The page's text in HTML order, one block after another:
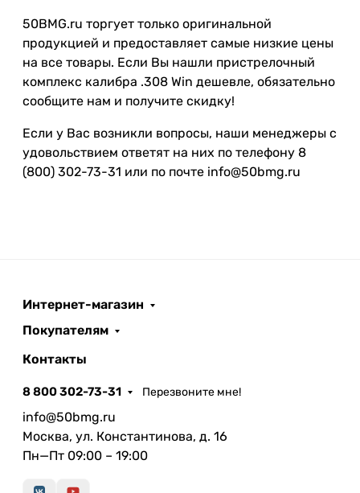
50BMG.ru торгует только оригинальной
продукцией и предоставляет самые низкие цены
на все товары. Если Вы нашли пристрелочный
комплекс калибра .308 Win дешевле, обязательно
сообщите нам и получите скидку!
Если у Вас возникли вопросы, наши менеджеры с
удовольствием ответят на них по телефону 8
(800) 302-73-31 или по почте info@50bmg.ru
Интернет-магазин
Покупателям
Контакты
8 800 302-73-31 Перезвоните мне!
info@50bmg.ru
Москва, ул. Константинова, д. 16
Пн—Пт 09:00 – 19:00